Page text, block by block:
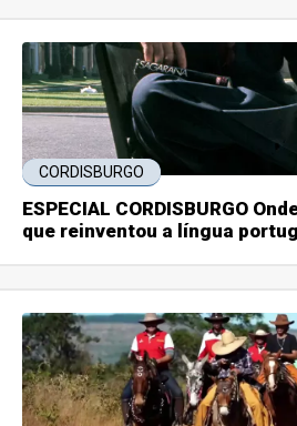
CORDISBURGO
ESPECIAL CORDISBURGO
que reinventou a língua